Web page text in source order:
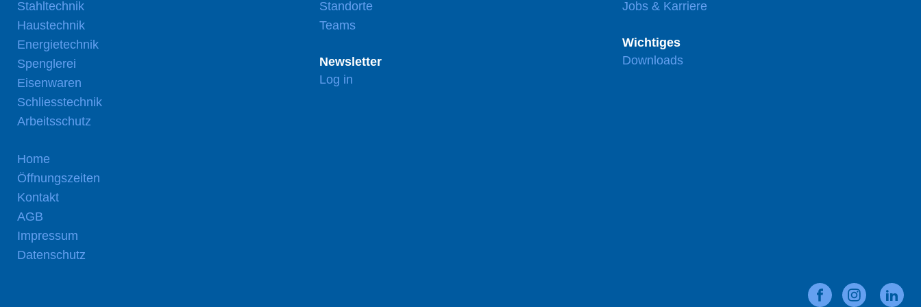
Stahltechnik
Haustechnik
Energietechnik
Spenglerei
Eisenwaren
Schliesstechnik
Arbeitsschutz
Standorte
Teams
Newsletter
Log in
Jobs & Karriere
Wichtiges
Downloads
Home
Öffnungszeiten
Kontakt
AGB
Impressum
Datenschutz